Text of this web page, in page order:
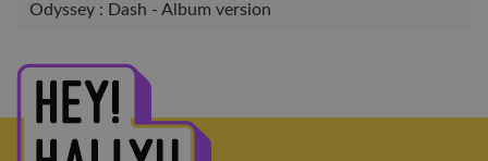
Odyssey : Dash - Album version